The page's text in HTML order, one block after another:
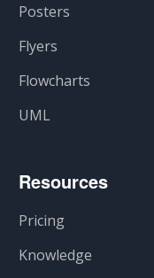
Posters
Flyers
Flowcharts
UML
Resources
Pricing
Knowledge